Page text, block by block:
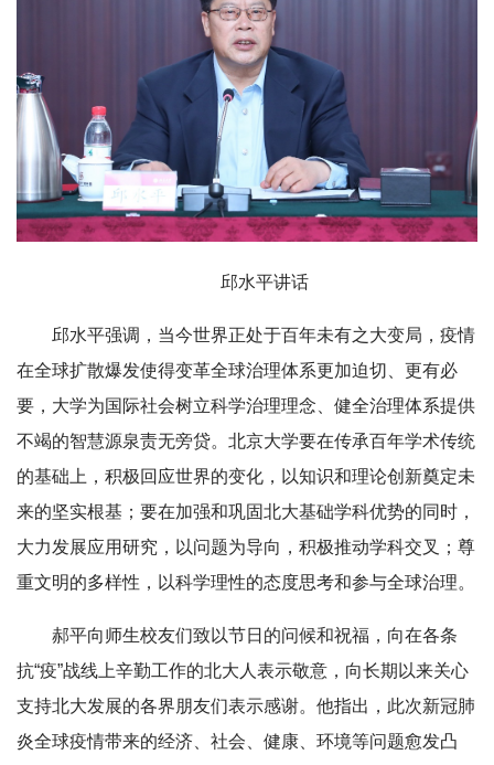
邱水平讲话
邱水平强调，当今世界正处于百年未有之大变局，疫情
在全球扩散爆发使得变革全球治理体系更加迫切、更有必
要，大学为国际社会树立科学治理理念、健全治理体系提供
不竭的智慧源泉责无旁贷。北京大学要在传承百年学术传统
的基础上，积极回应世界的变化，以知识和理论创新奠定未
来的坚实根基；要在加强和巩固北大基础学科优势的同时，
大力发展应用研究，以问题为导向，积极推动学科交叉；尊
重文明的多样性，以科学理性的态度思考和参与全球治理。
郝平向师生校友们致以节日的问候和祝福，向在各条
抗“疫”战线上辛勤工作的北大人表示敬意，向长期以来关心
支持北大发展的各界朋友们表示感谢。他指出，此次新冠肺
炎全球疫情带来的经济、社会、健康、环境等问题愈发凸